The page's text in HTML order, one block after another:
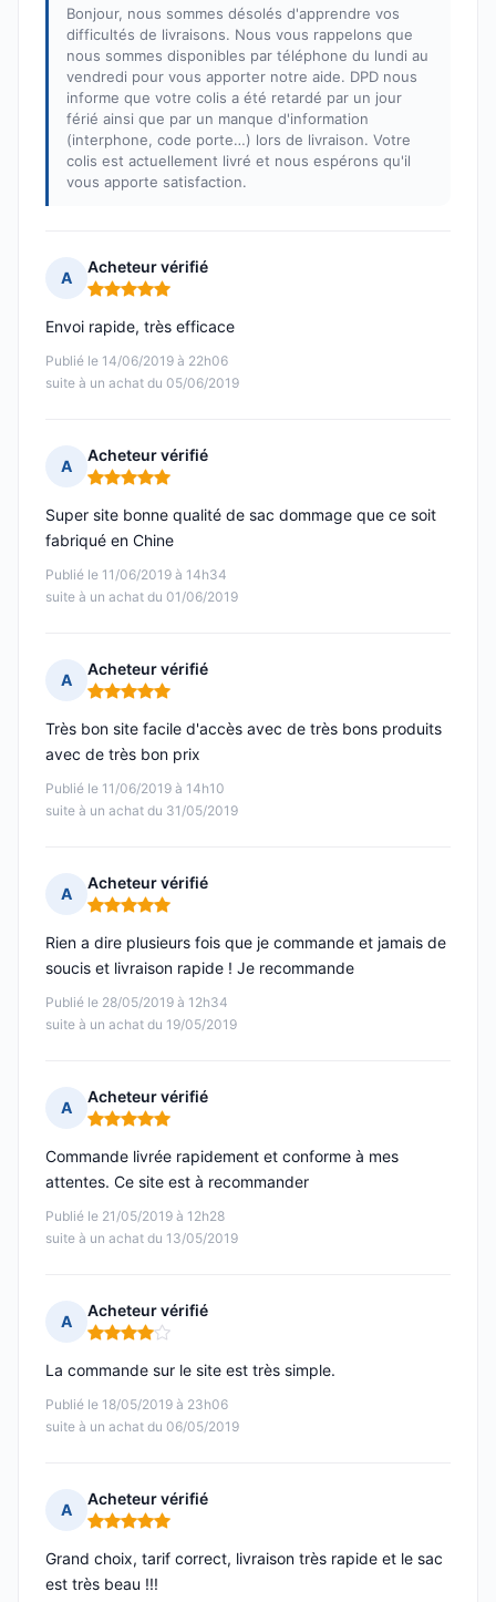
Bonjour, nous sommes désolés d'apprendre vos
difficultés de livraisons. Nous vous rappelons que
nous sommes disponibles par téléphone du lundi au
vendredi pour vous apporter notre aide. DPD nous
informe que votre colis a été retardé par un jour
férié ainsi que par un manque d'information
(interphone, code porte…) lors de livraison. Votre
colis est actuellement livré et nous espérons qu'il
vous apporte satisfaction.
A
Acheteur vérifié
Note : 5 sur 5
Publié le 14/06/2019 à 22h06
suite à un achat du 05/06/2019
Envoi rapide, très efficace
A
Acheteur vérifié
Note : 5 sur 5
Publié le 11/06/2019 à 14h34
suite à un achat du 01/06/2019
Super site bonne qualité de sac dommage que ce soit
fabriqué en Chine
A
Acheteur vérifié
Note : 5 sur 5
Publié le 11/06/2019 à 14h10
suite à un achat du 31/05/2019
Très bon site facile d'accès avec de très bons produits
avec de très bon prix
A
Acheteur vérifié
Note : 5 sur 5
Publié le 28/05/2019 à 12h34
suite à un achat du 19/05/2019
Rien a dire plusieurs fois que je commande et jamais de
soucis et livraison rapide ! Je recommande
A
Acheteur vérifié
Note : 5 sur 5
Publié le 21/05/2019 à 12h28
suite à un achat du 13/05/2019
Commande livrée rapidement et conforme à mes
attentes. Ce site est à recommander
A
Acheteur vérifié
Note : 4 sur 5
Publié le 18/05/2019 à 23h06
suite à un achat du 06/05/2019
La commande sur le site est très simple.
A
Acheteur vérifié
Note : 5 sur 5
Grand choix, tarif correct, livraison très rapide et le sac
est très beau !!!